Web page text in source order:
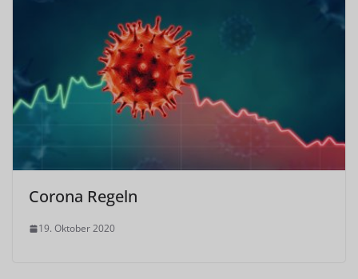
Corona Regeln
19. Oktober 2020